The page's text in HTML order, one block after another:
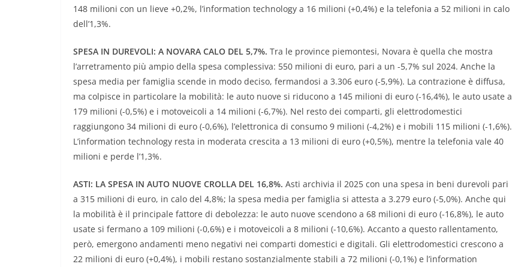
148 milioni con un lieve +0,2%, l’information technology a 16 milioni (+0,4%) e la telefonia a 52 milioni in calo
dell’1,3%.
SPESA IN DUREVOLI: A NOVARA CALO DEL 5,7%. Tra le province piemontesi, Novara è quella che mostra
l’arretramento più ampio della spesa complessiva: 550 milioni di euro, pari a un -5,7% sul 2024. Anche la
spesa media per famiglia scende in modo deciso, fermandosi a 3.306 euro (-5,9%). La contrazione è diffusa,
ma colpisce in particolare la mobilità: le auto nuove si riducono a 145 milioni di euro (-16,4%), le auto usate a
179 milioni (-0,5%) e i motoveicoli a 14 milioni (-6,7%). Nel resto dei comparti, gli elettrodomestici
raggiungono 34 milioni di euro (-0,6%), l’elettronica di consumo 9 milioni (-4,2%) e i mobili 115 milioni (-1,6%).
L’information technology resta in moderata crescita a 13 milioni di euro (+0,5%), mentre la telefonia vale 40
milioni e perde l’1,3%.
ASTI: LA SPESA IN AUTO NUOVE CROLLA DEL 16,8%. Asti archivia il 2025 con una spesa in beni durevoli pari
a 315 milioni di euro, in calo del 4,8%; la spesa media per famiglia si attesta a 3.279 euro (-5,0%). Anche qui
la mobilità è il principale fattore di debolezza: le auto nuove scendono a 68 milioni di euro (-16,8%), le auto
usate si fermano a 109 milioni (-0,6%) e i motoveicoli a 8 milioni (-10,6%). Accanto a questo rallentamento,
però, emergono andamenti meno negativi nei comparti domestici e digitali. Gli elettrodomestici crescono a
22 milioni di euro (+0,4%), i mobili restano sostanzialmente stabili a 72 milioni (-0,1%) e l’information